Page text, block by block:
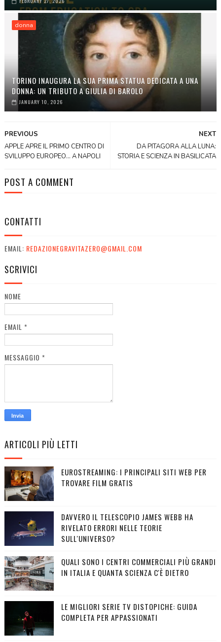
donna
TORINO INAUGURA LA SUA PRIMA STATUA DEDICATA A UNA
DONNA: UN TRIBUTO A GIULIA DI BAROLO
JANUARY 10, 2026
NEXT
DA PITAGORA ALLA LUNA:
STORIA E SCIENZA IN BASILICATA
PREVIOUS
APPLE APRE IL PRIMO CENTRO DI
SVILUPPO EUROPEO... A NAPOLI
POST A COMMENT
CONTATTI
EMAIL: REDAZIONEGRAVITAZERO@GMAIL.COM
SCRIVICI
NOME
EMAIL *
MESSAGGIO *
ARTICOLI PIÙ LETTI
EUROSTREAMING: I PRINCIPALI SITI WEB PER
TROVARE FILM GRATIS
DAVVERO IL TELESCOPIO JAMES WEBB HA
RIVELATO ERRORI NELLE TEORIE
SULL'UNIVERSO?
QUALI SONO I CENTRI COMMERCIALI PIÙ GRANDI
IN ITALIA E QUANTA SCIENZA C'È DIETRO
LE MIGLIORI SERIE TV DISTOPICHE: GUIDA
COMPLETA PER APPASSIONATI